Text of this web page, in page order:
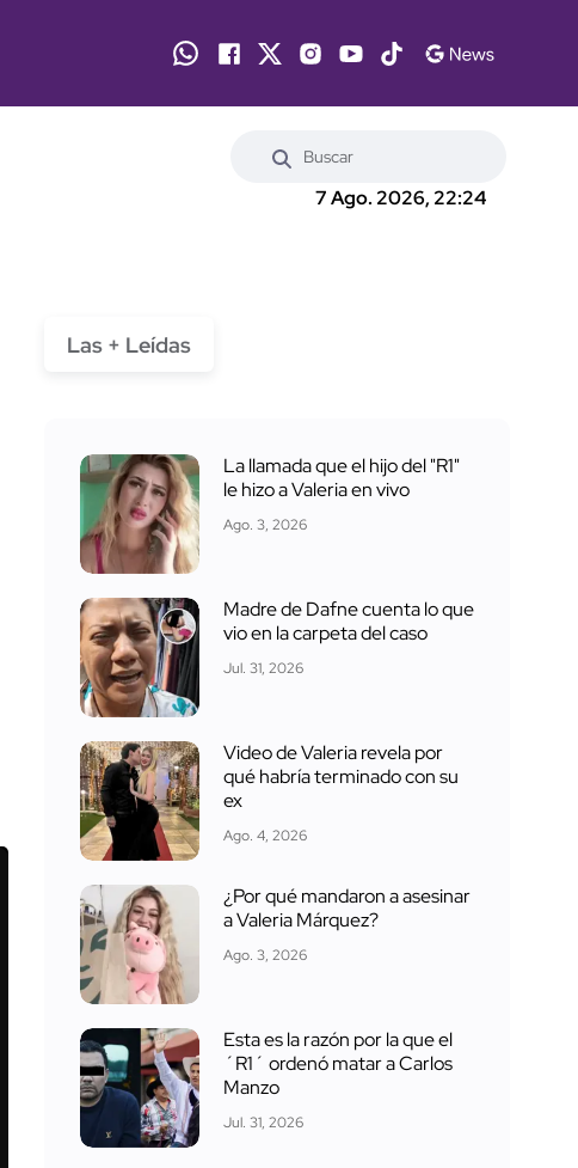
7 Ago. 2026, 22:24
Las + Leídas
La llamada que el hijo del "R1"
le hizo a Valeria en vivo
Ago. 3, 2026
Madre de Dafne cuenta lo que
vio en la carpeta del caso
Jul. 31, 2026
Video de Valeria revela por
qué habría terminado con su
ex
Ago. 4, 2026
¿Por qué mandaron a asesinar
a Valeria Márquez?
Ago. 3, 2026
Esta es la razón por la que el
´R1´ ordenó matar a Carlos
Manzo
Jul. 31, 2026